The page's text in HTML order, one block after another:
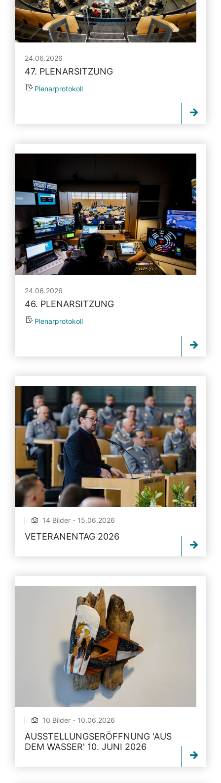
24.06.2026
47. PLENARSITZUNG
Plenarprotokoll
24.06.2026
46. PLENARSITZUNG
Plenarprotokoll
14 Bilder - 15.06.2026
VETERANENTAG 2026
10 Bilder - 10.06.2026
AUSSTELLUNGSERÖFFNUNG 'AUS
DEM WASSER' 10. JUNI 2026